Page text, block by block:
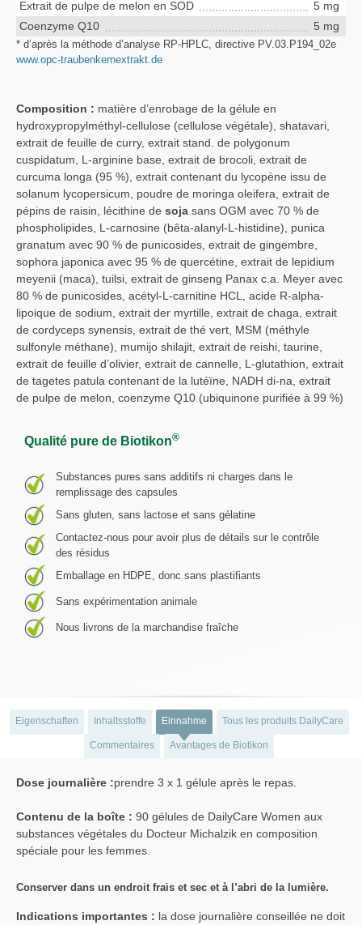
Extrait de pulpe de melon en SOD
5 mg
Coenzyme Q10
5 mg
* d’après la méthode d’analyse RP-HPLC, directive PV.03.P194_02e
www.opc-traubenkernextrakt.de
Composition : matière d’enrobage de la gélule en
hydroxypropylméthyl-cellulose (cellulose végétale), shatavari,
extrait de feuille de curry, extrait stand. de polygonum
cuspidatum, L-arginine base, extrait de brocoli, extrait de
curcuma longa (95 %), extrait contenant du lycopène issu de
solanum lycopersicum, poudre de moringa oleifera, extrait de
pépins de raisin, lécithine de soja sans OGM avec 70 % de
phospholipides, L-carnosine (bêta-alanyl-L-histidine), punica
granatum avec 90 % de punicosides, extrait de gingembre,
sophora japonica avec 95 % de quercétine, extrait de lepidium
meyenii (maca), tuilsi, extrait de ginseng Panax c.a. Meyer avec
80 % de punicosides, acétyl-L-carnitine HCL, acide R-alpha-
lipoique de sodium, extrait der myrtille, extrait de chaga, extrait
de cordyceps synensis, extrait de thé vert, MSM (méthyle
sulfonyle méthane), mumijo shilajit, extrait de reishi, taurine,
extrait de feuille d’olivier, extrait de cannelle, L-glutathion, extrait
de tagetes patula contenant de la lutéïne, NADH di-na, extrait
de pulpe de melon, coenzyme Q10 (ubiquinone purifiée à 99 %)
Qualité pure de Biotikon®
Substances pures sans additifs ni charges dans le
remplissage des capsules
Sans gluten, sans lactose et sans gélatine
Contactez-nous pour avoir plus de détails sur le contrôle
des résidus
Emballage en HDPE, donc sans plastifiants
Sans expérimentation animale
Nous livrons de la marchandise fraîche
Eigenschaften Inhaltsstoffe Einnahme Tous les produits DailyCare
Commentaires Avantages de Biotikon
Dose journalière :prendre 3 x 1 gélule après le repas.
Contenu de la boîte : 90 gélules de DailyCare Women aux
substances végétales du Docteur Michalzik en composition
spéciale pour les femmes.
Conserver dans un endroit frais et sec et à l’abri de la lumière.
Indications importantes : la dose journalière conseillée ne doit